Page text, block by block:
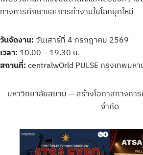
ทางการศึกษาและการทำงานในโลกยุคใหม่
วันจัดงาน:วันเสาร์ที่ 4 กรกฎาคม 2569
เวลา: 10.00 – 19.30 น.
สถานที่:centralwOrld PULSE กรุงเทพมห
มหาวิทยาลัยสยาม — สร้างโอกาสทางกา
จำกัด